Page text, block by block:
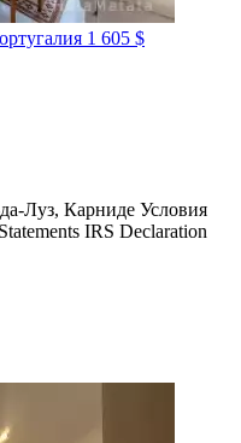
1 605 $
Луз, Карниде Условия
IRS Declaration